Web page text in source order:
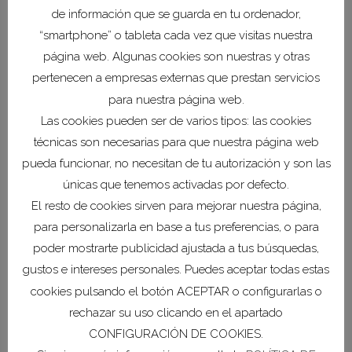
octubre de 2024 y la fecha de
publicación del extracto de esta
convocatoria, el plazo de presentación
de solicitudes será hasta el 18 de abril de
sede electrónica https://sede.carm.es –
Código 1205- Subvenciones para fomento de
la contratación indefinida.
Histórico de noticias
COEC acerca su hoja
de ruta empresarial al
de información que se guarda en tu ordenador,
“smartphone” o tableta cada vez que visitas nuestra
página web. Algunas cookies son nuestras y otras
pertenecen a empresas externas que prestan servicios
para nuestra página web.
Las cookies pueden ser de varios tipos: las cookies
técnicas son necesarias para que nuestra página web
pueda funcionar, no necesitan de tu autorización y son las
únicas que tenemos activadas por defecto.
El resto de cookies sirven para mejorar nuestra página,
para personalizarla en base a tus preferencias, o para
poder mostrarte publicidad ajustada a tus búsquedas,
gustos e intereses personales. Puedes aceptar todas estas
cookies pulsando el botón ACEPTAR o configurarlas o
rechazar su uso clicando en el apartado
CONFIGURACIÓN DE COOKIES.